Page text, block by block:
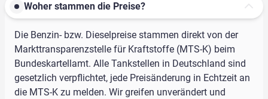
Woher stammen die Preise?
Die Benzin- bzw. Dieselpreise stammen direkt von der
Markttransparenzstelle für Kraftstoffe (MTS-K) beim
Bundeskartellamt. Alle Tankstellen in Deutschland sind
gesetzlich verpflichtet, jede Preisänderung in Echtzeit an
die MTS-K zu melden. Wir greifen unverändert und